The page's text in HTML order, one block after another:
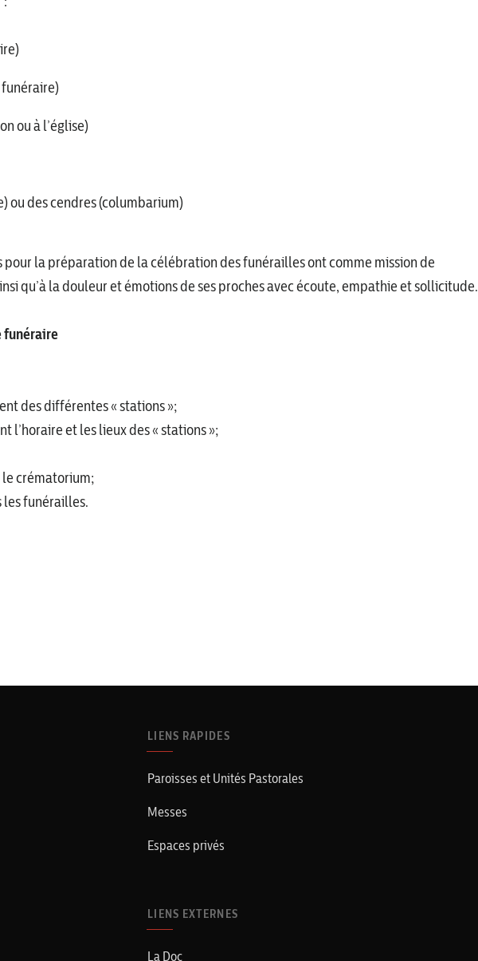
ou à l’église)
ou des cendres (columbarium)
la préparation de la célébration des funérailles ont comme mission de
qu’à la douleur et émotions de ses proches avec écoute, empathie et sollicitude.
funéraire
des différentes « stations »;
l’horaire et les lieux des « stations »;
crématorium;
funérailles.
LIENS RAPIDES
Paroisses et Unités Pastorales
Messes
Espaces privés
LIENS EXTERNES
La Doc